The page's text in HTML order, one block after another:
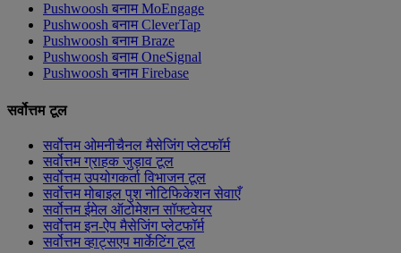
Pushwoosh बनाम MoEngage
Pushwoosh बनाम CleverTap
Pushwoosh बनाम Braze
Pushwoosh बनाम OneSignal
Pushwoosh बनाम Firebase
सर्वोत्तम टूल
सर्वोत्तम ओमनीचैनल मैसेजिंग प्लेटफॉर्म
सर्वोत्तम ग्राहक जुड़ाव टूल
सर्वोत्तम उपयोगकर्ता विभाजन टूल
सर्वोत्तम मोबाइल पुश नोटिफिकेशन सेवाएँ
सर्वोत्तम ईमेल ऑटोमेशन सॉफ्टवेयर
सर्वोत्तम इन-ऐप मैसेजिंग प्लेटफॉर्म
सर्वोत्तम व्हाट्सएप मार्केटिंग टूल